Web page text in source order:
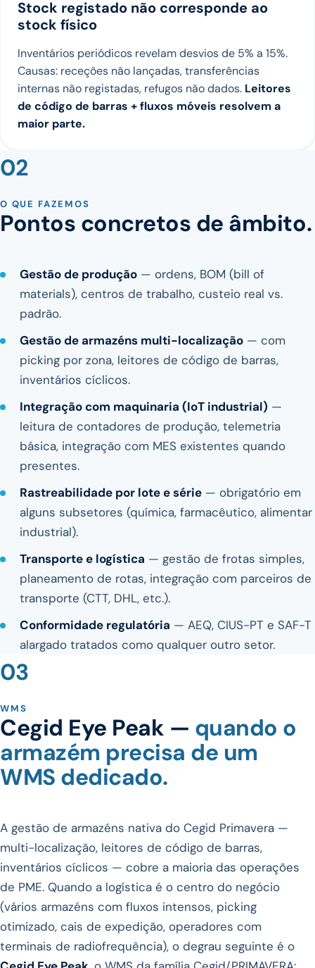
Stock registado não corresponde ao
stock físico
Inventários periódicos revelam desvios de 5% a 15%.
Causas: receções não lançadas, transferências
internas não registadas, refugos não dados. Leitores
de código de barras + fluxos móveis resolvem a
maior parte.
02
O QUE FAZEMOS
Pontos concretos de âmbito.
Gestão de produção — ordens, BOM (bill of
materials), centros de trabalho, custeio real vs.
padrão.
Gestão de armazéns multi-localização — com
picking por zona, leitores de código de barras,
inventários cíclicos.
Integração com maquinaria (IoT industrial) —
leitura de contadores de produção, telemetria
básica, integração com MES existentes quando
presentes.
Rastreabilidade por lote e série — obrigatório em
alguns subsetores (química, farmacêutico, alimentar
industrial).
Transporte e logística — gestão de frotas simples,
planeamento de rotas, integração com parceiros de
transporte (CTT, DHL, etc.).
Conformidade regulatória — AEQ, CIUS-PT e SAF-T
alargado tratados como qualquer outro setor.
03
WMS
Cegid Eye Peak — quando o
armazém precisa de um
WMS dedicado.
A gestão de armazéns nativa do Cegid Primavera —
multi-localização, leitores de código de barras,
inventários cíclicos — cobre a maioria das operações
de PME. Quando a logística é o centro do negócio
(vários armazéns com fluxos intensos, picking
otimizado, cais de expedição, operadores com
terminais de radiofrequência), o degrau seguinte é o